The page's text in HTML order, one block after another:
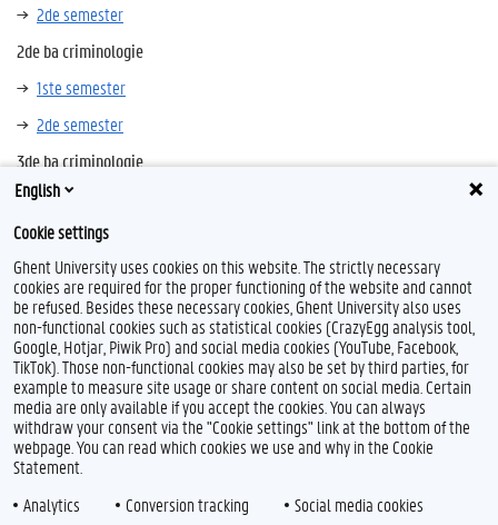
2de semester
2de ba criminologie
1ste semester
2de semester
3de ba criminologie
1ste semester
2de semester
F
a
c
e
b
o
o
k
T
w
i
t
t
e
r
L
i
n
k
e
d
Y
o
u
T
u
b
e
I
n
s
t
a
g
r
Feedback
Privacy
Disclaimer
Toegankelijkheid
English
Cookie settings
Ghent University uses cookies on this website. The strictly necessary
cookies are required for the proper functioning of the website and cannot
be refused. Besides these necessary cookies, Ghent University also uses
non-functional cookies such as statistical cookies (CrazyEgg analysis tool,
Google, Hotjar, Piwik Pro) and social media cookies (YouTube, Facebook,
TikTok). Those non-functional cookies may also be set by third parties, for
example to measure site usage or share content on social media. Certain
media are only available if you accept the cookies. You can always
withdraw your consent via the "Cookie settings" link at the bottom of the
webpage. You can read which cookies we use and why in the Cookie
Statement.
Analytics
Conversion tracking Social media cookies